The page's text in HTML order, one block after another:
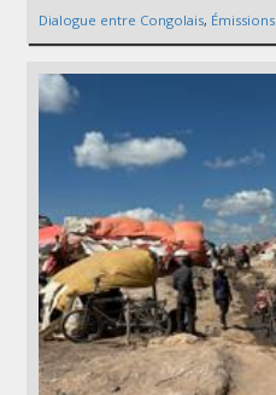
Dialogue entre Congolais, Émissions